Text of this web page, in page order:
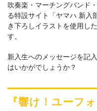
吹奏楽・マーチングバンド
る特設サイト「ヤマハ 新入
き下ろしイラストを使用し
す。
新入生へのメッセージを記
はいかがでしょうか？
『響け！ユーフ